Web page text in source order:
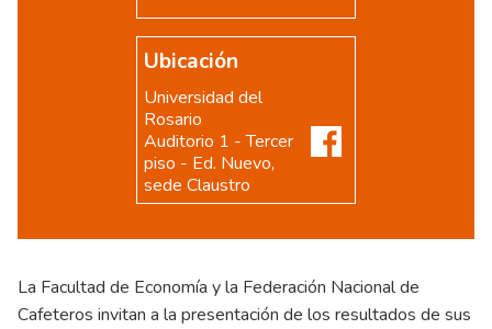
Ubicación
Universidad del
Rosario
Auditorio 1 - Tercer
piso - Ed. Nuevo,
sede Claustro
La Facultad de Economía y la Federación Nacional de
Cafeteros invitan a la presentación de los resultados de sus